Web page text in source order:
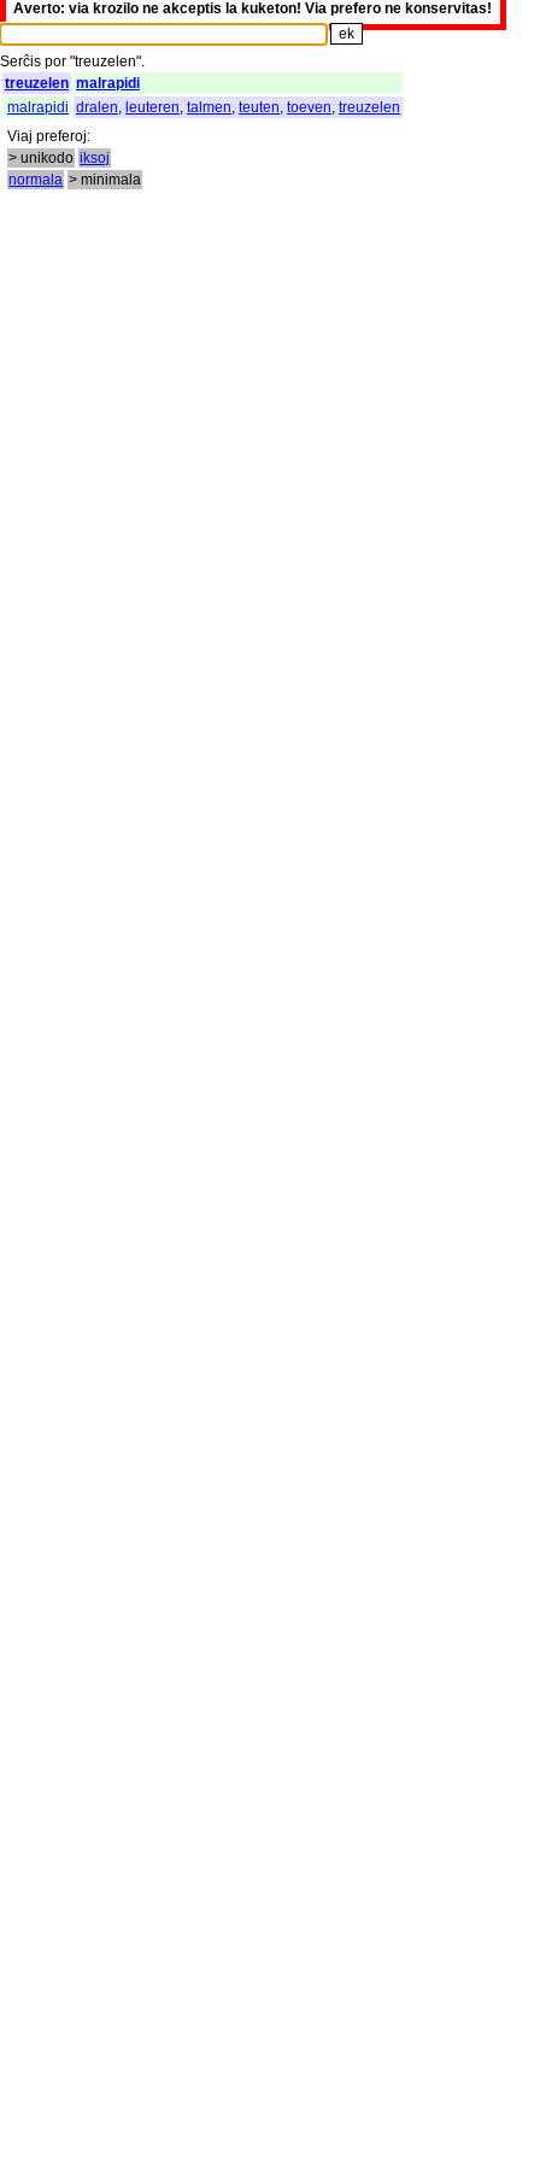
Averto: via krozilo ne akceptis la kuketon! Via prefero ne konservitas!
Serĉis por "treuzelen".
treuzelen malrapidi
malrapidi dralen leuteren talmen teuten toeven treuzelen
Viaj preferoj:
> unikodo iksoj
normala > minimala